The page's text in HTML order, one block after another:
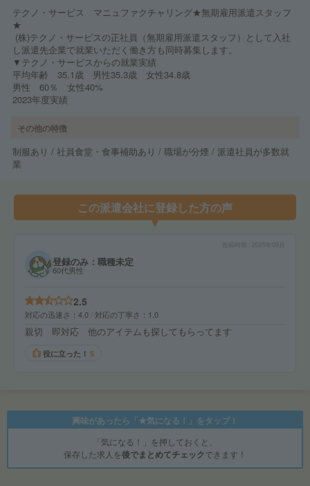
テクノ・サービス マニュファクチャリング★無期雇用派遣スタッフ
★
(株)テクノ・サービスの正社員（無期雇用派遣スタッフ）として入社
し派遣先企業で就業いただく働き方も同時募集します。
▼テクノ・サービスからの就業実績
平均年齢 35.1歳 男性35.3歳 女性34.8歳
男性 60％ 女性40%
2023年度実績
その他の特徴
制服あり / 社員食堂・食事補助あり / 職場が分煙 / 派遣社員が多数就
業
この派遣会社に登録した方の声
2025年09月
登録のみ：職種未定
60代男性
2.5
対応の迅速さ 4.0 対応の丁寧さ 1.0
親切 即対応 他のアイテムも探してもらってます
役に立った！ 5
興味があったら「★気になる！」をタップ！
「気になる！」を押しておくと、
保存した求人を後でまとめてチェックできます！